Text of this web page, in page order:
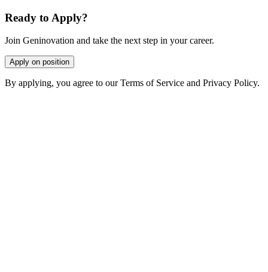
Ready to Apply?
Join Geninovation and take the next step in your career.
Apply on position
By applying, you agree to our Terms of Service and Privacy Policy.